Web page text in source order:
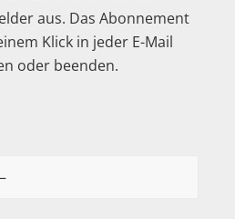
aus. Das Abonnement
Klick in jeder E-Mail
oder beenden.